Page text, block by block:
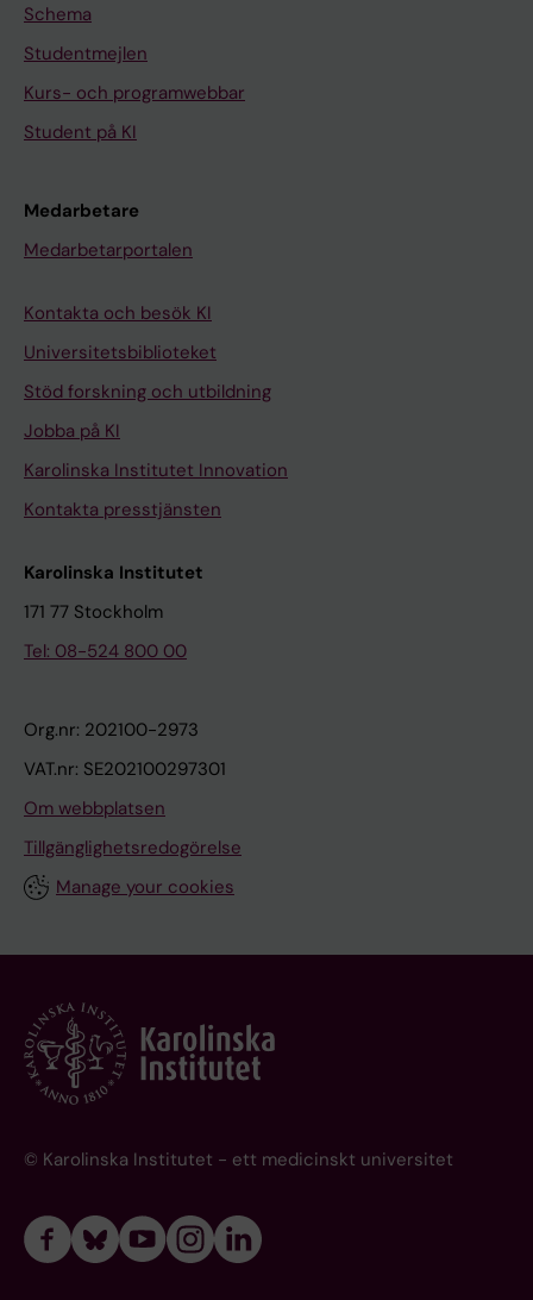
Schema
Studentmejlen
Kurs- och programwebbar
Student på KI
Medarbetare
Medarbetarportalen
Kontakta och besök KI
Universitetsbiblioteket
Stöd forskning och utbildning
Jobba på KI
Karolinska Institutet Innovation
Kontakta presstjänsten
Karolinska Institutet
171 77 Stockholm
Tel: 08-524 800 00
Org.nr: 202100-2973
VAT.nr: SE202100297301
Om webbplatsen
Tillgänglighetsredogörelse
Manage your cookies
© Karolinska Institutet - ett medicinskt universitet